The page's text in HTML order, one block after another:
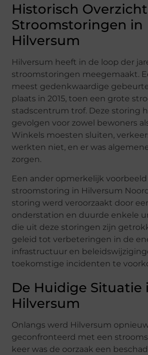
Historisch
Stroomstoringen in
Hilversum
Hilversum heeft in de loop der
stroomstoringen meegemaakt.
meest gedenkwaardige
plaats in 2015, toen een grote
stadscentrum trof. Deze storing
gevolgen voor zowel bewoners
Winkels moesten sluiten,
werkten niet, en er was
zorgen.
Een ander opmerkelijk voorbeeld
stroomstoring in Hilversum
storing werd veroorzaakt door
onderstation en duurde enkele
die uit deze storingen zijn
geleid tot verbeteringen in de
infrastructuur en
toekomstige incidenten te
De Huidige Situatie
Hilversum
Onlangs werd Hilversum
geconfronteerd met een
keer was de oorzaak een